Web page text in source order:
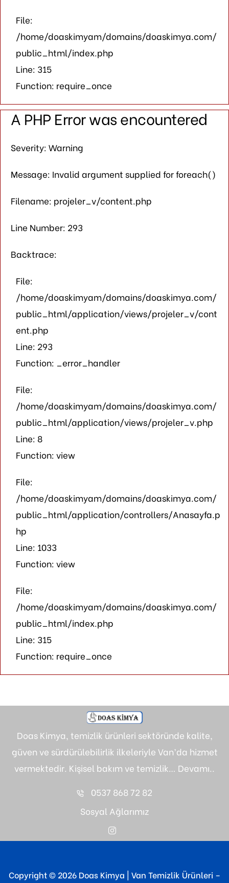
File:
/home/doaskimyam/domains/doaskimya.com/
public_html/index.php
Line: 315
Function: require_once
A PHP Error was encountered
Severity: Warning
Message: Invalid argument supplied for foreach()
Filename: projeler_v/content.php
Line Number: 293
Backtrace:
File:
/home/doaskimyam/domains/doaskimya.com/
public_html/application/views/projeler_v/cont
ent.php
Line: 293
Function: _error_handler
File:
/home/doaskimyam/domains/doaskimya.com/
public_html/application/views/projeler_v.php
Line: 8
Function: view
File:
/home/doaskimyam/domains/doaskimya.com/
public_html/application/controllers/Anasayfa.p
hp
Line: 1033
Function: view
File:
/home/doaskimyam/domains/doaskimya.com/
public_html/index.php
Line: 315
Function: require_once
Doas Kimya, temizlik ürünleri sektöründe kalite,
güven ve sürdürülebilirlik ilkeleriyle Van’da hizmet
vermektedir. Kişisel bakım ve temizlik… Devamı..
0537 868 72 82
Sosyal Ağlarımız
Copyright © 2026 Doas Kimya | Van Temizlik Ürünleri –